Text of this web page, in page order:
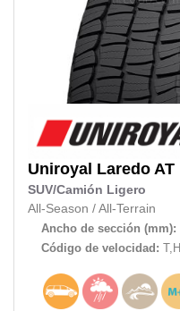
Uniroyal Laredo AT
SUV/Camión Ligero
All-Season / All-Terrain
Ancho de sección (mm):
Código de velocidad: T,H